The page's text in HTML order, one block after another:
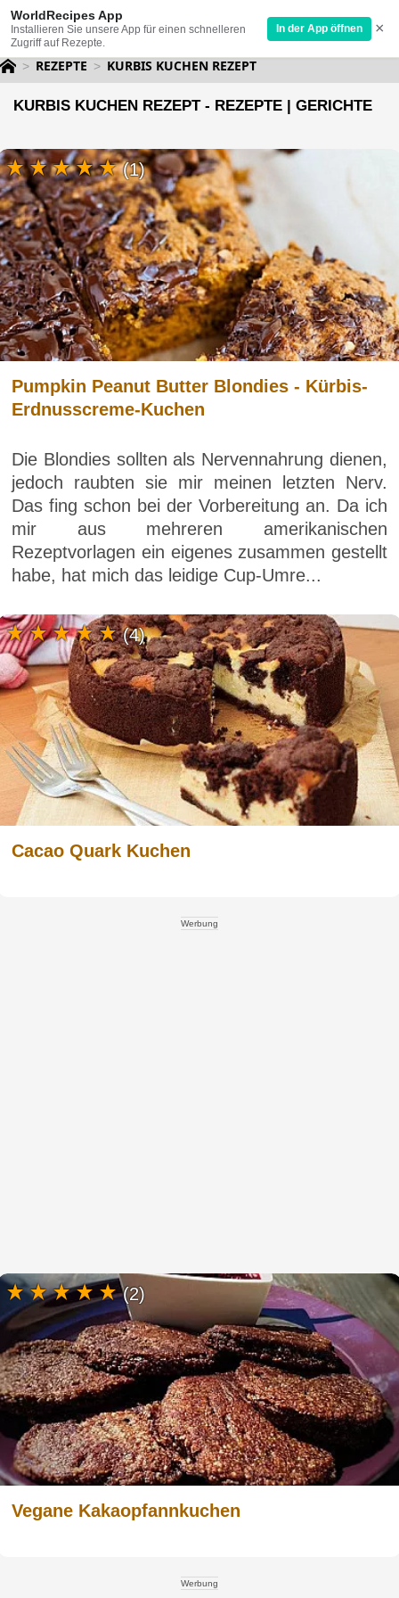
WorldRecipes App
Installieren Sie unsere App für einen schnelleren
Zugriff auf Rezepte.
In der App öffnen ×
REZEPTE KURBIS KUCHEN REZEPT
KURBIS KUCHEN REZEPT - REZEPTE | GERICHTE
Pumpkin Peanut Butter Blondies - Kürbis-
Erdnusscreme-Kuchen
Die Blondies sollten als Nervennahrung dienen,
jedoch raubten sie mir meinen letzten Nerv.
Das fing schon bei der Vorbereitung an. Da ich
mir aus mehreren amerikanischen
Rezeptvorlagen ein eigenes zusammen gestellt
habe, hat mich das leidige Cup-Umre...
(1)
Cacao Quark Kuchen
(4)
Werbung
Vegane Kakaopfannkuchen
(2)
Werbung